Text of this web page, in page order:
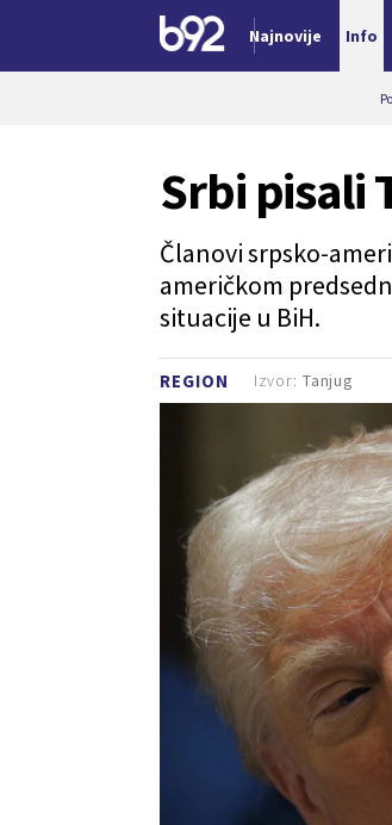
Najnovije Info
REGION
Srbi pisali
Članovi srpsko-
američkom
situacije u BiH.
Izvor: Tanjug